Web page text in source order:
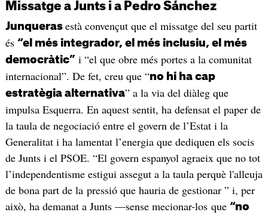
Missatge a Junts i a Pedro Sánchez
Junqueras està convençut que el missatge del seu partit
és “el més integrador, el més inclusiu, el més
democràtic”i “el que obre més portes a la comunitat
internacional”. De fet, creu que “no hi ha cap
estratègia alternativa” a la via del diàleg que
impulsa Esquerra. En aquest sentit, ha defensat el paper de
la taula de negociació entre el govern de l’Estat i la
Generalitat i ha lamentat l’energia que dediquen els socis
de Junts i el PSOE. “El govern espanyol agraeix que no tot
l’independentisme estigui assegut a la taula perquè l'alleuja
de bona part de la pressió que hauria de gestionar ” i, per
això, ha demanat a Junts —sense mecionar-los que “no